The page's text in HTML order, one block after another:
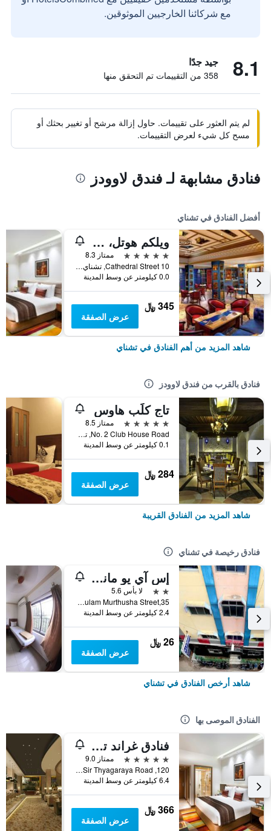
مع شركائنا الخارجيين الموثوقين.
8.1 جيد جدًا
358 من التقييمات تم التحقق منها
لم يتم العثور على تقييمات. حاول إزالة مرشح أو تغيير بحثك أو
مسح كل شيء لعرض التقييمات.
فنادق مشابهة لـ فندق لاوودز
أفضل الفنادق في تشناي
ويلكم هوتل، آي تي سي هوتلز، كاثيدرال رود، تشيناي
5 نجوم
ممتاز 8.3
10 Cathedral Street, تشناي, الهند
0.0 كيلومتر عن وسط المدينة
345 ﷼
عرض الصفقة
شاهد المزيد من أهم الفنادق في تشناي
فنادق بالقرب من فندق لاوودز
تاج كلَب هاوس
5 نجوم
ممتاز 8.5
No. 2 Club House Road, تشناي, الهند
0.1 كيلومتر عن وسط المدينة
284 ﷼
عرض الصفقة
شاهد المزيد من الفنادق القريبة
فنادق رخيصة في تشناي
إس آي يو مانشين لودج
2 نجمتين
لا بأس 5.6
35,Gulam Murthusha Street, تشناي, الهند
2.4 كيلومتر عن وسط المدينة
26 ﷼
عرض الصفقة
شاهد أرخص الفنادق في تشناي
الفنادق الموصى بها
فنادق غراند تشيناي باي جي آر تي
5 نجوم
ممتاز 9.0
120, Sir Thyagaraya Road, تشناي, الهند
6.4 كيلومتر عن وسط المدينة
366 ﷼
عرض الصفقة